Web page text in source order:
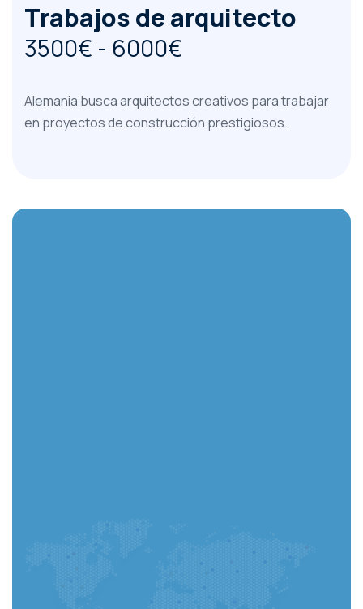
Trabajos de arquitecto
3500€ - 6000€
Alemania busca arquitectos creativos para trabajar
en proyectos de construcción prestigiosos.
Puede completar su solicitud en la aplicación y